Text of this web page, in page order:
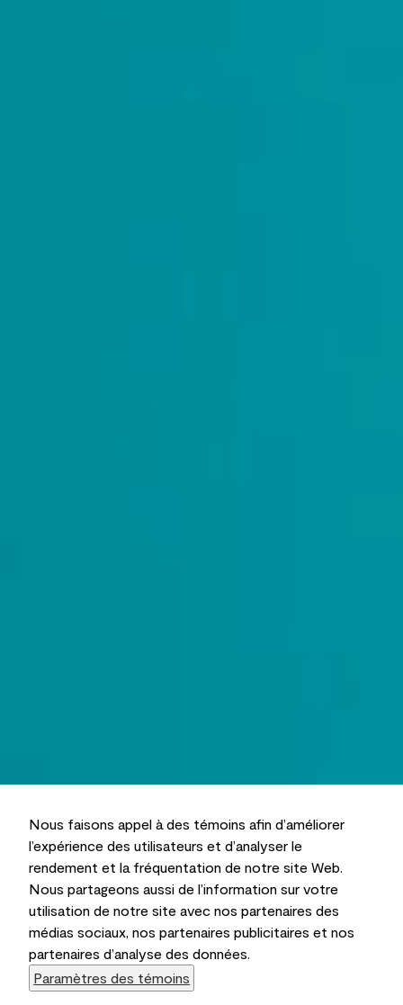
Nous faisons appel à des témoins afin d’améliorer
l’expérience des utilisateurs et d’analyser le
rendement et la fréquentation de notre site Web.
Nous partageons aussi de l’information sur votre
utilisation de notre site avec nos partenaires des
médias sociaux, nos partenaires publicitaires et nos
partenaires d’analyse des données.
Paramètres des témoins